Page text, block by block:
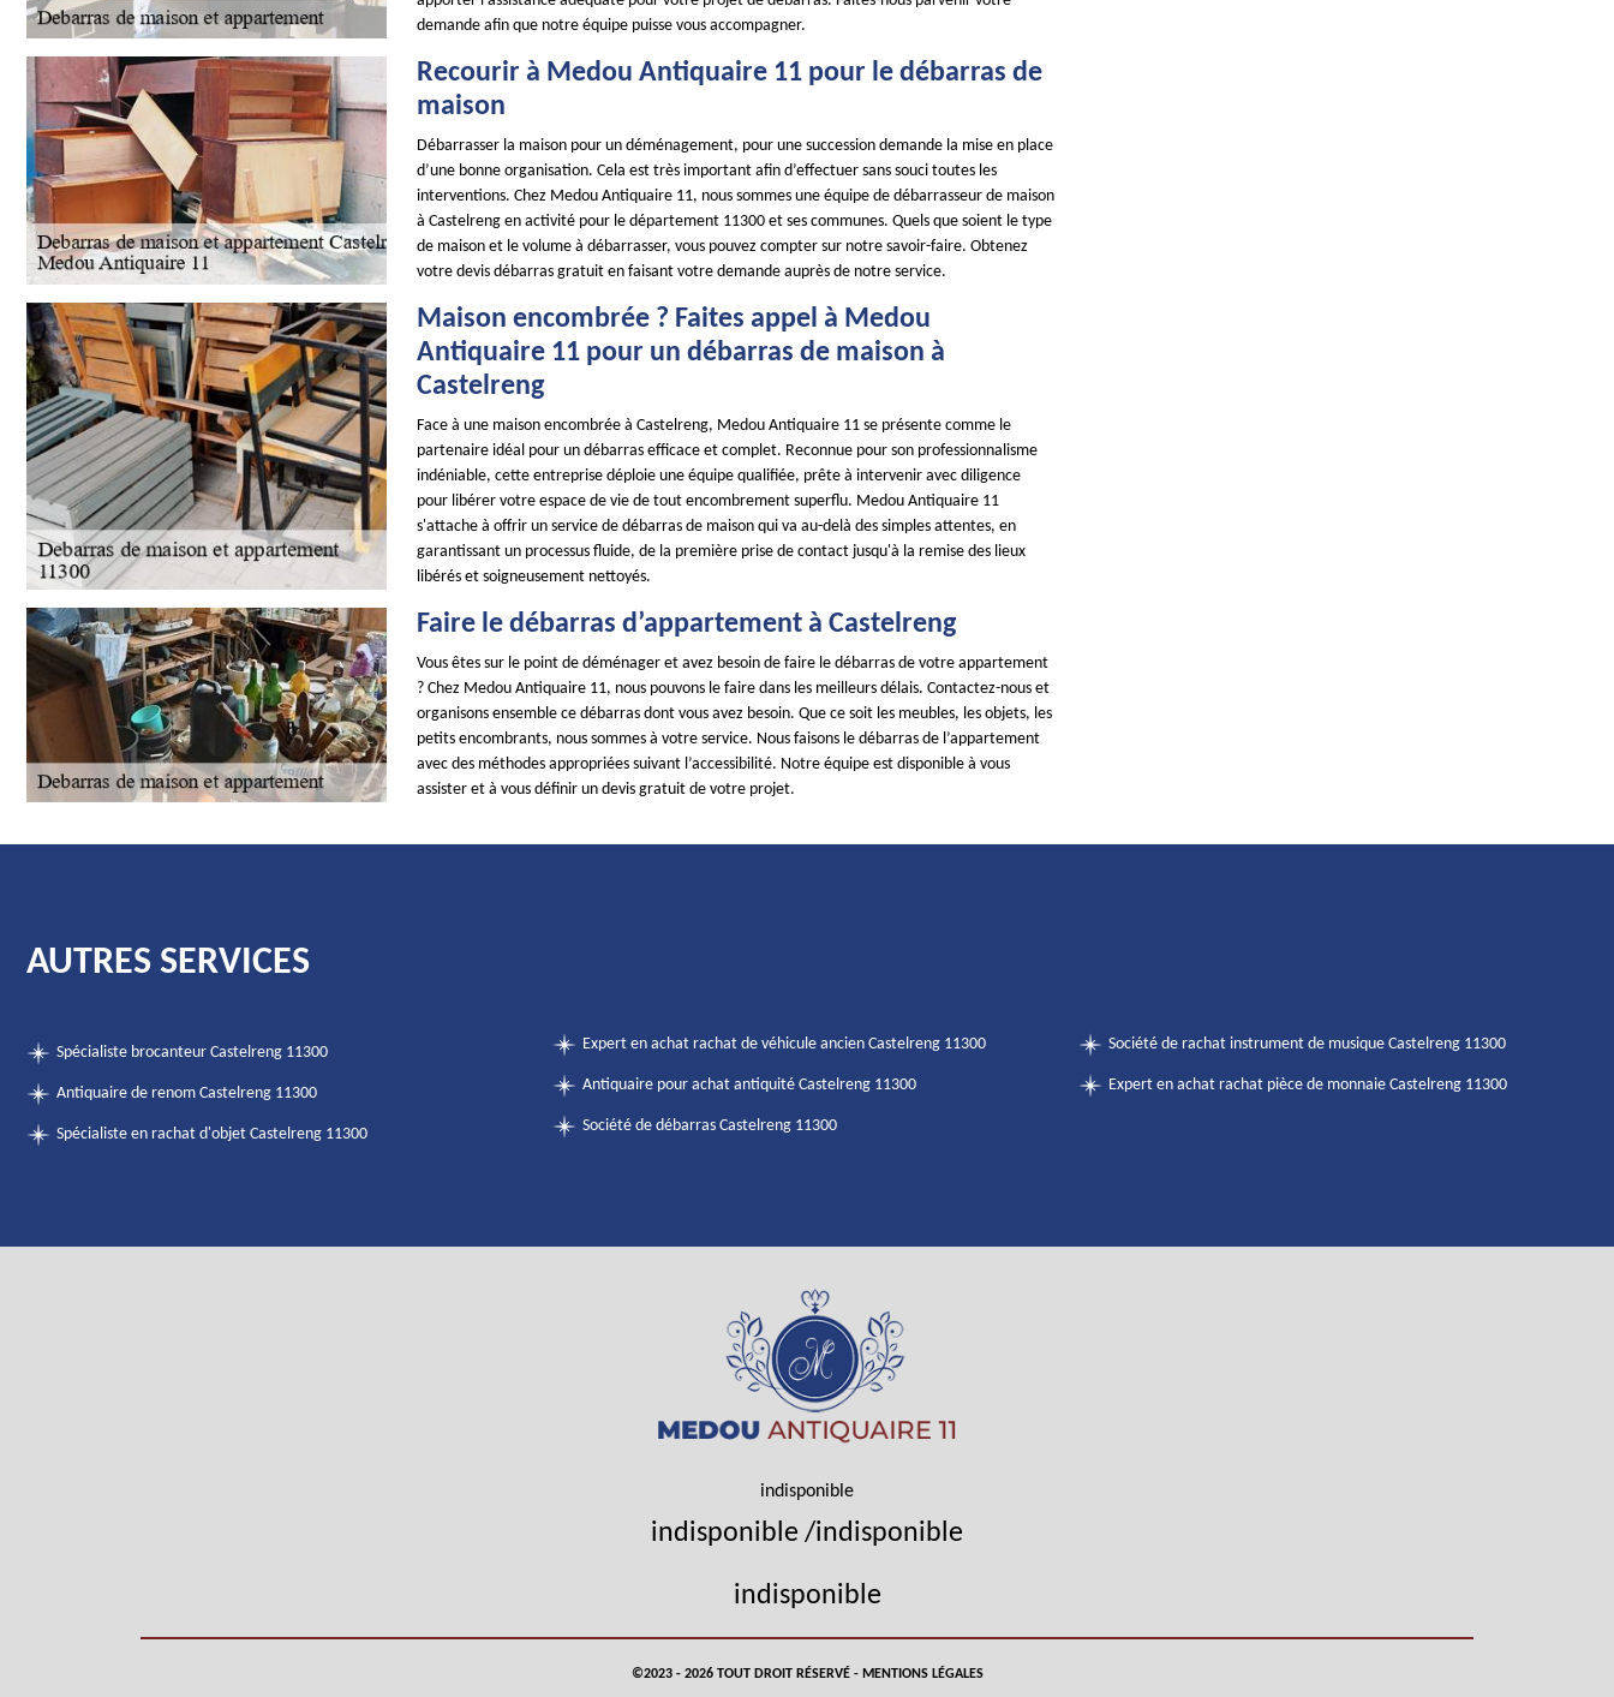
demande afin que notre équipe puisse vous accompagner.
Recourir à Medou Antiquaire 11 pour le débarras de
maison
Débarrasser la maison pour un déménagement, pour une succession demande la mise en place
d’une bonne organisation. Cela est très important afin d’effectuer sans souci toutes les
interventions. Chez Medou Antiquaire 11, nous sommes une équipe de débarrasseur de maison
à Castelreng en activité pour le département 11300 et ses communes. Quels que soient le type
de maison et le volume à débarrasser, vous pouvez compter sur notre savoir-faire. Obtenez
votre devis débarras gratuit en faisant votre demande auprès de notre service.
Maison encombrée ? Faites appel à Medou
Antiquaire 11 pour un débarras de maison à
Castelreng
Face à une maison encombrée à Castelreng, Medou Antiquaire 11 se présente comme le
partenaire idéal pour un débarras efficace et complet. Reconnue pour son professionnalisme
indéniable, cette entreprise déploie une équipe qualifiée, prête à intervenir avec diligence
pour libérer votre espace de vie de tout encombrement superflu. Medou Antiquaire 11
s'attache à offrir un service de débarras de maison qui va au-delà des simples attentes, en
garantissant un processus fluide, de la première prise de contact jusqu'à la remise des lieux
libérés et soigneusement nettoyés.
Faire le débarras d’appartement à Castelreng
Vous êtes sur le point de déménager et avez besoin de faire le débarras de votre appartement
? Chez Medou Antiquaire 11, nous pouvons le faire dans les meilleurs délais. Contactez-nous et
organisons ensemble ce débarras dont vous avez besoin. Que ce soit les meubles, les objets, les
petits encombrants, nous sommes à votre service. Nous faisons le débarras de l’appartement
avec des méthodes appropriées suivant l’accessibilité. Notre équipe est disponible à vous
assister et à vous définir un devis gratuit de votre projet.
AUTRES SERVICES
Spécialiste brocanteur Castelreng 11300
Antiquaire de renom Castelreng 11300
Spécialiste en rachat d'objet Castelreng 11300
Expert en achat rachat de véhicule ancien Castelreng 11300
Antiquaire pour achat antiquité Castelreng 11300
Société de débarras Castelreng 11300
Société de rachat instrument de musique Castelreng 11300
Expert en achat rachat pièce de monnaie Castelreng 11300
indisponible
indisponible /indisponible
indisponible
©2023 - 2026 TOUT DROIT RÉSERVÉ - MENTIONS LÉGALES